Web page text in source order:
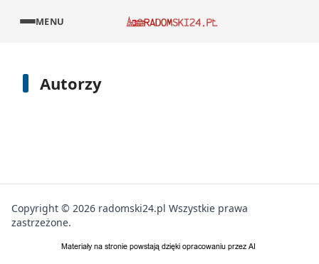
MENU
Autorzy
Copyright © 2026 radomski24.pl Wszystkie prawa
zastrzeżone.